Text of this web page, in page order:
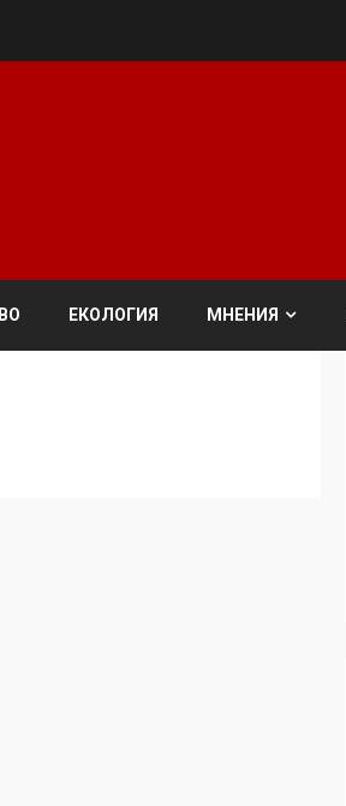
ЕКОЛОГИЯ МНЕНИЯ